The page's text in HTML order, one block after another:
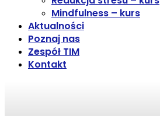
Mindfulness – kurs
Aktualności
Poznaj nas
Zespół TIM
Kontakt